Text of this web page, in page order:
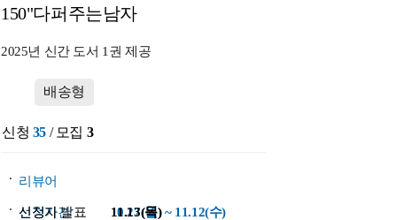
150"다퍼주는남자
2025년 신간 도서 1권 제공
배송형
신청 35 / 모집 3
리뷰어
신청기간 10.27(월) ~ 11.12(수)
선정자 발표 11.13(목)